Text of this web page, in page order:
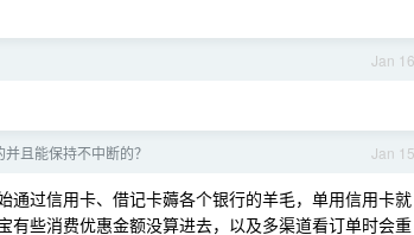
Jan 16
Jan 15
且能保持不中断的？
通过信用卡、借记卡薅各个银行的羊毛，单用信用卡就
些消费优惠金额没算进去，以及多渠道看订单时会重